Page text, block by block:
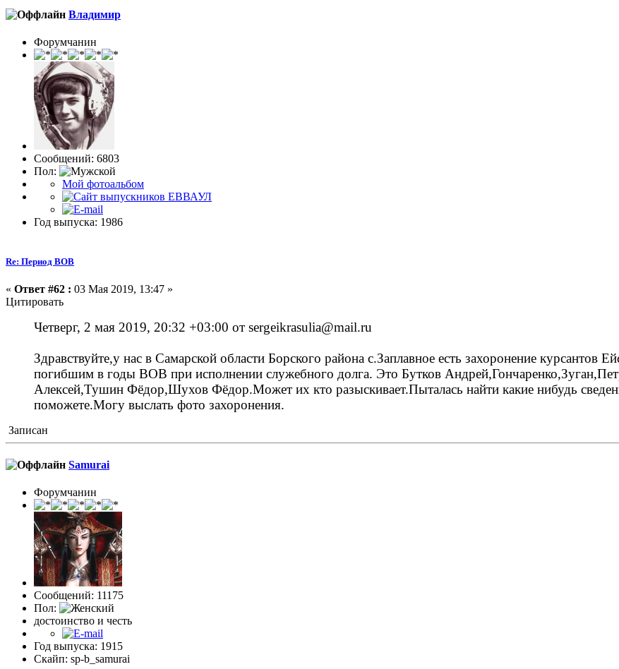
Влaдимир
Форумчанин
Сообщений: 6803
Пол:
Мой фотоальбом
Год выпуска: 1986
Re: Период ВОВ
« Ответ #62 : 03 Мая 2019, 13:47 »
Цитировать
Четверг, 2 мая 2019, 20:32 +03:00 от sergeikrasulia@mail.ru
Здравствуйте,у нас в Самарской области Борского района с.Заплавное есть захоронение курсантов
погибшим в годы ВОВ при исполнении служебного долга. Это Бутков
Алексей,Тушин Фёдор,Шухов Фёдор.Может их кто разыскивает.Пыталась найти какие нибудь
поможете.Могу выслать фото захоронения.
Записан
Samurai
Форумчанин
Сообщений: 11175
Пол:
достоинство и честь
Год выпуска: 1915
Скайп: sp-b_samurai